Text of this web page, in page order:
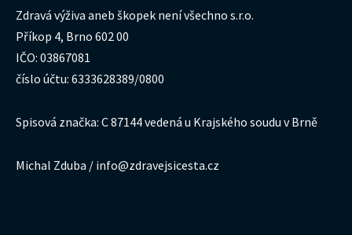
Zdravá výživa aneb škopek není všechno s.r.o.
Příkop 4, Brno 602 00
IČO: 03867081
číslo účtu: 6333628389/0800
Spisová značka: C 87144 vedená u Krajského soudu v Brně
Michal Zduba / info@zdravejsicesta.cz